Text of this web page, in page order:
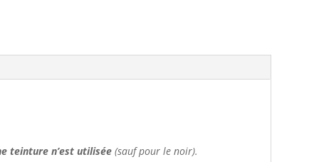
teinture n’est utilisée(sauf pour le noir).